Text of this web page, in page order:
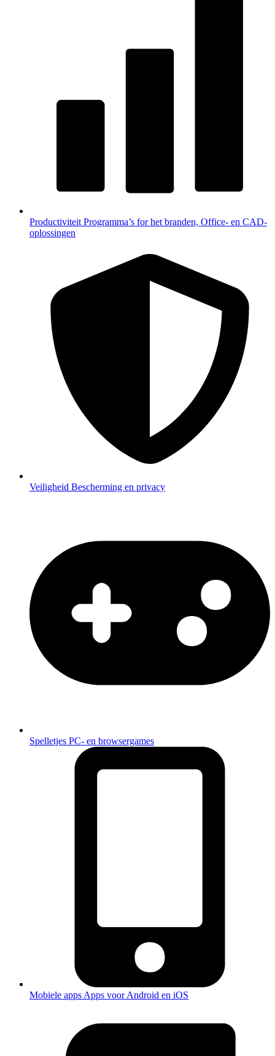
Productiviteit Programma’s for het branden, Office- en CAD-
oplossingen
Veiligheid Bescherming en privacy
Spelletjes PC- en browsergames
Mobiele apps Apps voor Android en iOS